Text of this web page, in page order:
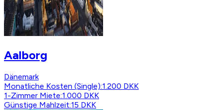
Aalborg
Dänemark
Monatliche Kosten (Single):1.200 DKK
1-Zimmer Miete:1.000 DKK
Günstige Mahlzeit:15 DKK